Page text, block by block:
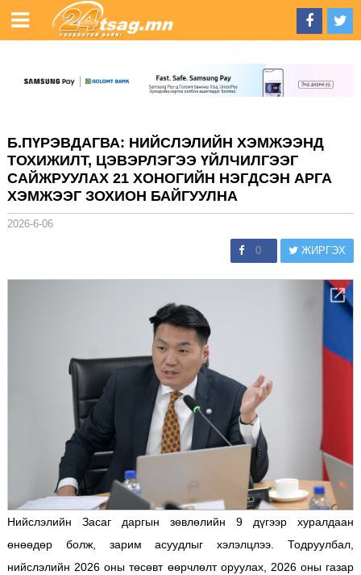
Б.ПҮРЭВДАГВА: НИЙСЛЭЛИЙН ХЭМЖЭЭНД
ТОХИЖИЛТ, ЦЭВЭРЛЭГЭЭ ҮЙЛЧИЛГЭЭГ
САЙЖРУУЛАХ 21 ХОНОГИЙН НЭГДСЭН АРГА
ХЭМЖЭЭГ ЗОХИОН БАЙГУУЛНА
2026-6-06
0 ЖИРГЭХ
Нийслэлийн Засаг даргын зөвлөлийн 9 дүгээр хуралдаан
өнөөдөр болж, зарим асуудлыг хэлэлцлээ. Тодруулбал,
нийслэлийн 2026 оны төсөвт өөрчлөлт оруулах, 2026 оны газар